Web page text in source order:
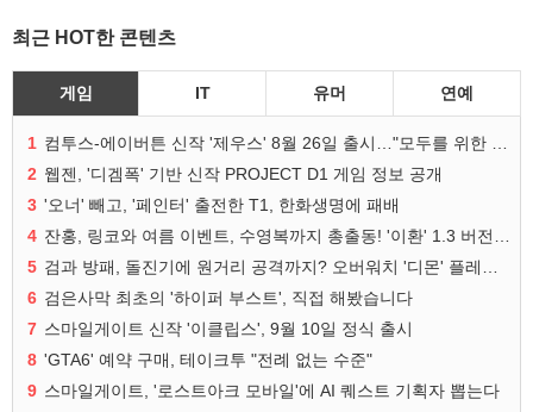
최근 HOT한 콘텐츠
게임 IT 유머 연예
1
2 웹젠, '디겜폭' 기반 신작 PROJECT D1 게임 정보 공개
3 '오너' 빼고, '페인터' 출전한 T1, 한화생명에 패배
4
5
6 검은사막 최초의 '하이퍼 부스트', 직접 해봤습니다
7 스마일게이트 신작 '이클립스', 9월 10일 정식 출시
8 'GTA6' 예약 구매, 테이크투 "전례 없는 수준"
9 스마일게이트, '로스트아크 모바일'에 AI 퀘스트 기획자 뽑는다